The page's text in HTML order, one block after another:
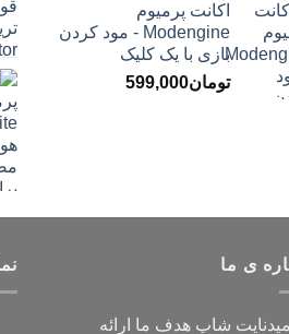
اکانت پرمیوم
Modengine - مود کردن
بازی با یک کلیک
تومان599,000
ی ما
شاپ هدف ما ارائه